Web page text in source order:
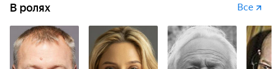
В ролях Все